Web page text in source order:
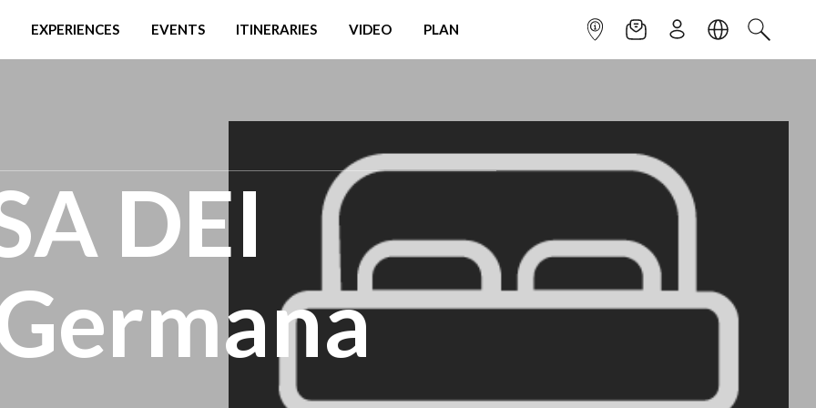
EXPERIENCES EVENTS ITINERARIES VIDEO PLAN INFOPOINTNEWSLETTER
SIGN UPLANGUAGE
SEARCH
DEI